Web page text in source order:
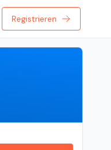
Registrieren